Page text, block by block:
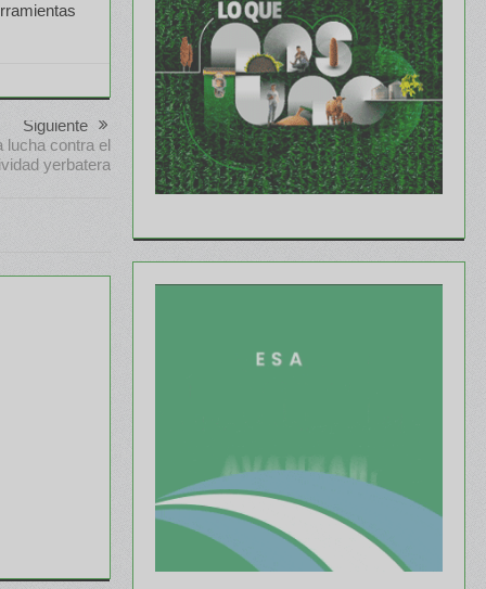
Siguiente
lucha contra el
yerbatera